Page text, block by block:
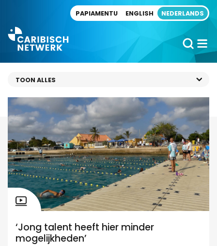
PAPIAMENTU ENGLISH NEDERLANDS
‘Jong talent heeft hier minder
mogelijkheden’